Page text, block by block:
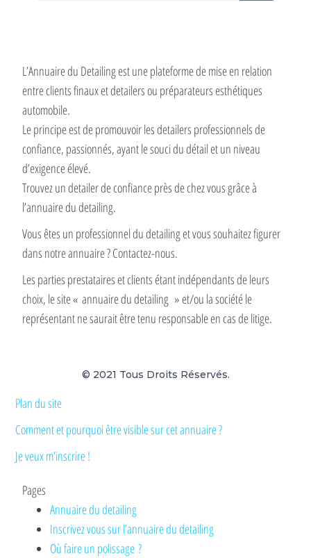
L’Annuaire du Detailing est une plateforme de mise en relation
entre clients finaux et detailers ou préparateurs esthétiques
automobile.
Le principe est de promouvoir les detailers professionnels de
confiance, passionnés, ayant le souci du détail et un niveau
d’exigence élevé.
Trouvez un detailer de confiance près de chez vous grâce à
l’annuaire du detailing.
Vous êtes un professionnel du detailing et vous souhaitez figurer
dans notre annuaire ? Contactez-nous.
Les parties prestataires et clients étant indépendants de leurs
choix, le site « annuaire du detailing » et/ou la société le
représentant ne saurait être tenu responsable en cas de litige.
© 2021 Tous Droits Réservés.
Plan du site
Comment et pourquoi être visible sur cet annuaire ?
Je veux m’inscrire !
Pages
Annuaire du detailing
Inscrivez vous sur l’annuaire du detailing
Où faire un polissage ?